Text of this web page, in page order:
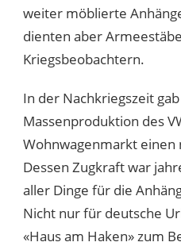
weiter möblierte
dienten aber
Kriegsbeobachtern.
In der Nachkriegszeit
Massenproduktion des
Wohnwagenmarkt einen
Dessen Zugkraft war
aller Dinge für die
Nicht nur für deutsche
«Haus am Haken» zum